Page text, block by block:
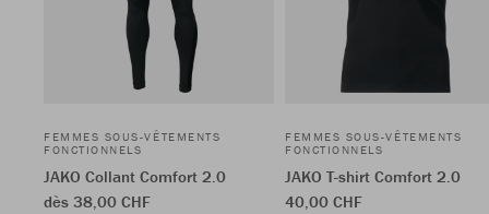
FEMMES SOUS-VÊTEMENTS
FONCTIONNELS
JAKO Collant Comfort 2.0
dès 38,00 CHF
FEMMES SOUS-VÊTEMENTS
FONCTIONNELS
JAKO T-shirt Comfort 2.0
40,00 CHF